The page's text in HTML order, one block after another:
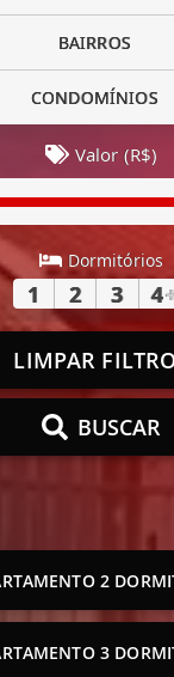
BAIRROS
CONDOMÍNIOS
Valor (R$)
Dormitórios
1 2 3 4
LIMPAR
BUSCAR
2
3